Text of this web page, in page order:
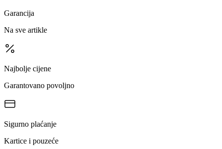
Garancija
Na sve artikle
Najbolje cijene
Garantovano povoljno
Sigurno plaćanje
Kartice i pouzeće